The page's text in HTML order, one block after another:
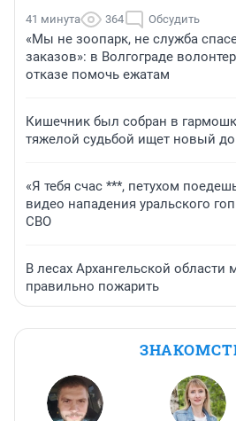
41 минута 364 Обсудить
«Мы не зоопарк, не служба
заказов»: в Волгограде
отказе помочь ежатам
Кишечник был собран в
тяжелой судьбой ищет новый
«Я тебя счас ***, петухом
видео нападения уральского
СВО
В лесах Архангельской области
правильно пожарить